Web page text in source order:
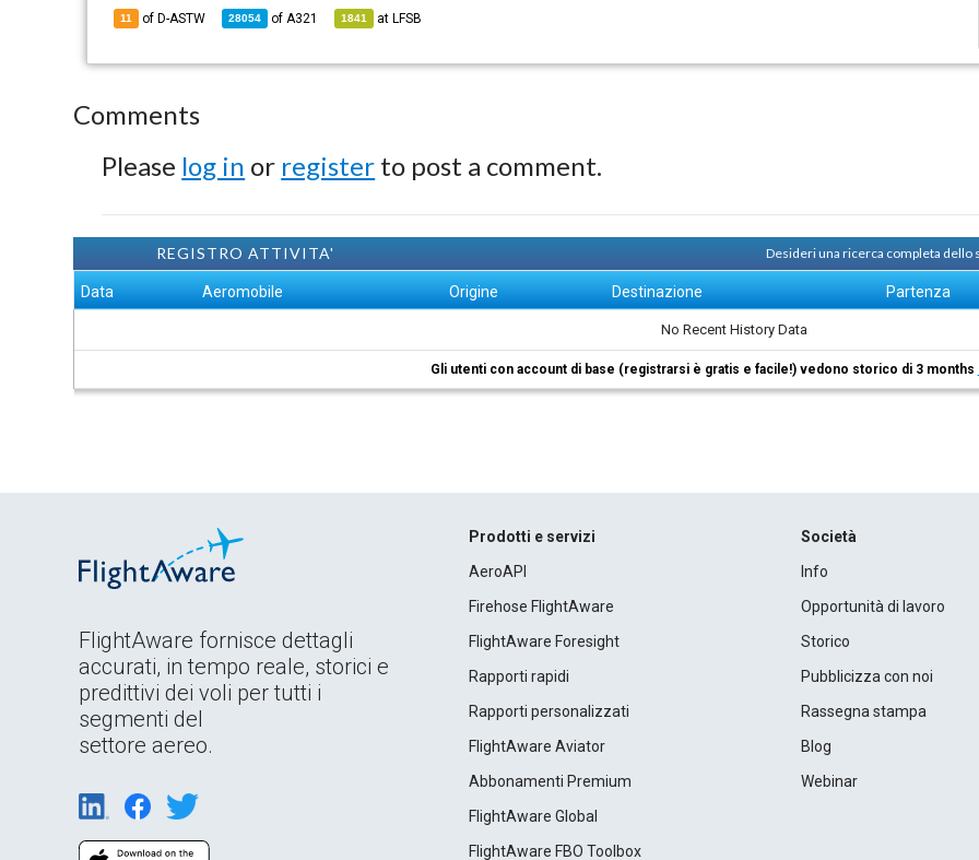
11 of D-ASTW 28054 ofA321 1841 at LFSB
Comments
Please log in or register to post a comment.
REGISTRO ATTIVITA' Desideri una ricerca completa dello
Data Aeromobile Origine Destinazione Partenza
No Recent History Data
Gli utenti con account di base (registrarsi è gratis e facile!) vedono storico di 3 months
FlightAware fornisce dettagli
accurati, in tempo reale, storici e
predittivi dei voli per tutti i
segmenti del
settore aereo.
Prodotti e servizi
AeroAPI
Firehose FlightAware
FlightAware Foresight
Rapporti rapidi
Rapporti personalizzati
FlightAware Aviator
Abbonamenti Premium
FlightAware Global
FlightAware FBO Toolbox
Società
Info
Opportunità di lavoro
Storico
Pubblicizza con noi
Rassegna stampa
Blog
Webinar